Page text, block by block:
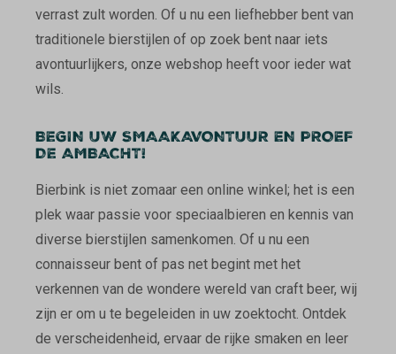
verrast zult worden. Of u nu een liefhebber bent van
traditionele bierstijlen of op zoek bent naar iets
avontuurlijkers, onze webshop heeft voor ieder wat
wils.
BEGIN UW SMAAKAVONTUUR EN PROEF
DE AMBACHT!
Bierbink is niet zomaar een online winkel; het is een
plek waar passie voor speciaalbieren en kennis van
diverse bierstijlen samenkomen. Of u nu een
connaisseur bent of pas net begint met het
verkennen van de wondere wereld van craft beer, wij
zijn er om u te begeleiden in uw zoektocht. Ontdek
de verscheidenheid, ervaar de rijke smaken en leer